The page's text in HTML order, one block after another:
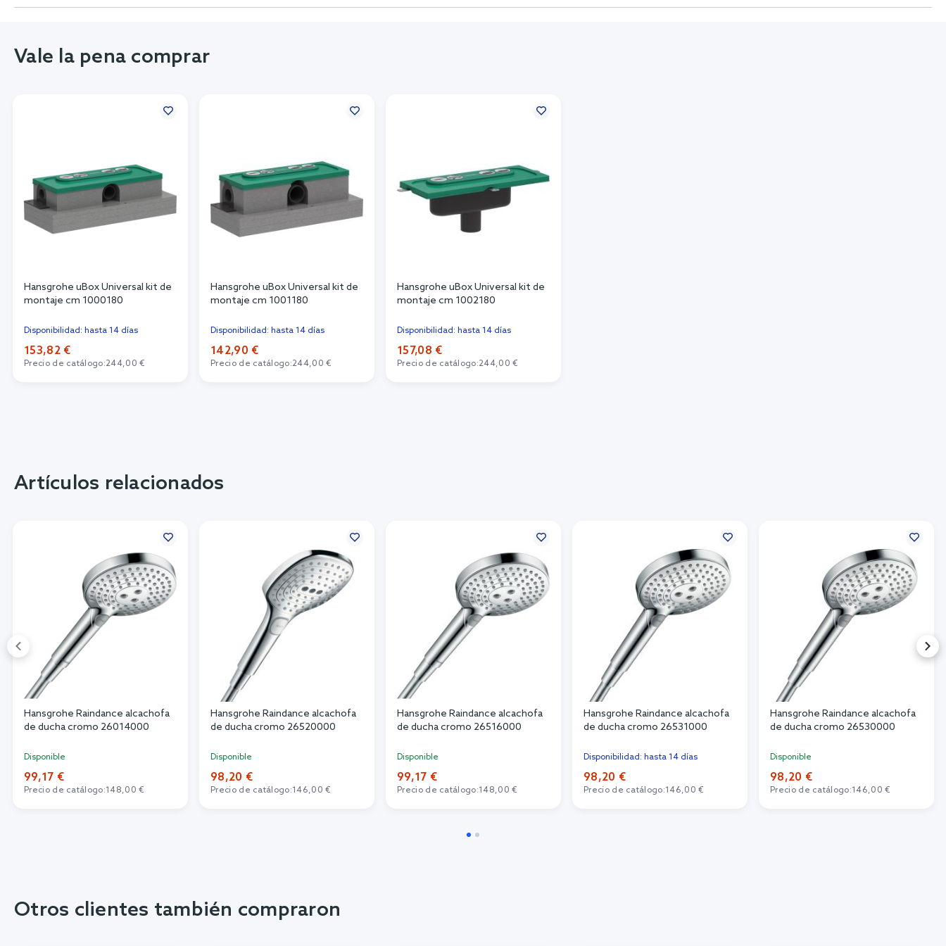
Vale la pena comprar
Hansgrohe uBox Universal kit de
montaje cm 1000180
Disponibilidad: hasta 14 días
153,82 €
Precio de catálogo:244,00 €
Hansgrohe uBox Universal kit de
montaje cm 1001180
Disponibilidad: hasta 14 días
142,90 €
Precio de catálogo:244,00 €
Hansgrohe uBox Universal kit de
montaje cm 1002180
Disponibilidad: hasta 14 días
157,08 €
Precio de catálogo:244,00 €
Artículos relacionados
Hansgrohe Raindance alcachofa
de ducha cromo 26014000
Disponible
99,17 €
Precio de catálogo:148,00 €
Hansgrohe Raindance alcachofa
de ducha cromo 26520000
Disponible
98,20 €
Precio de catálogo:146,00 €
Hansgrohe Raindance alcachofa
de ducha cromo 26516000
Disponible
99,17 €
Precio de catálogo:148,00 €
Hansgrohe Raindance alcachofa
de ducha cromo 26531000
Disponibilidad: hasta 14 días
98,20 €
Precio de catálogo:146,00 €
Hansgrohe Raindance alcachofa
de ducha cromo 26530000
Disponible
98,20 €
Precio de catálogo:146,00 €
Otros clientes también compraron